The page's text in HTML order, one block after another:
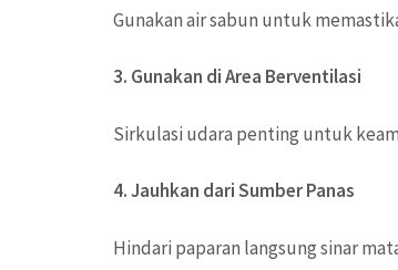
Gunakan air sabun untuk
3. Gunakan di Area Berventilasi
Sirkulasi udara penting untuk
4. Jauhkan dari Sumber Panas
Hindari paparan langsung sinar